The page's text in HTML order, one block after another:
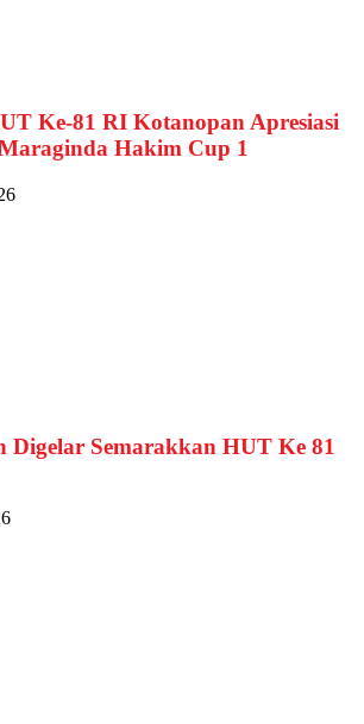
Ke-81 RI Kotanopan Apresiasi
Hakim Cup 1
Digelar Semarakkan HUT Ke 81